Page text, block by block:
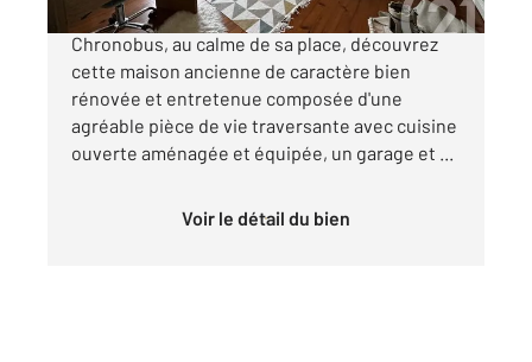
BASSE GOULAINE, proche du centre-ville et du
Chronobus, au calme de sa place, découvrez
cette maison ancienne de caractère bien
rénovée et entretenue composée d'une
agréable pièce de vie traversante avec cuisine
ouverte aménagée et équipée, un garage et ...
Voir le détail du bien